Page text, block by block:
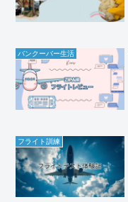
バンクーバー生活
フライト訓練